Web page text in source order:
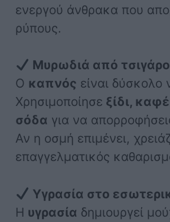
ενεργού άνθρακα που
ρύπους.
Μυρωδιά από τσιγάρο
Ο καπνός είναι δύσκολο
Χρησιμοποίησε ξίδι,
σόδα για να
Αν η οσμή επιμένει,
επαγγελματικός
Υγρασία στο
Η υγρασία δημιουργεί